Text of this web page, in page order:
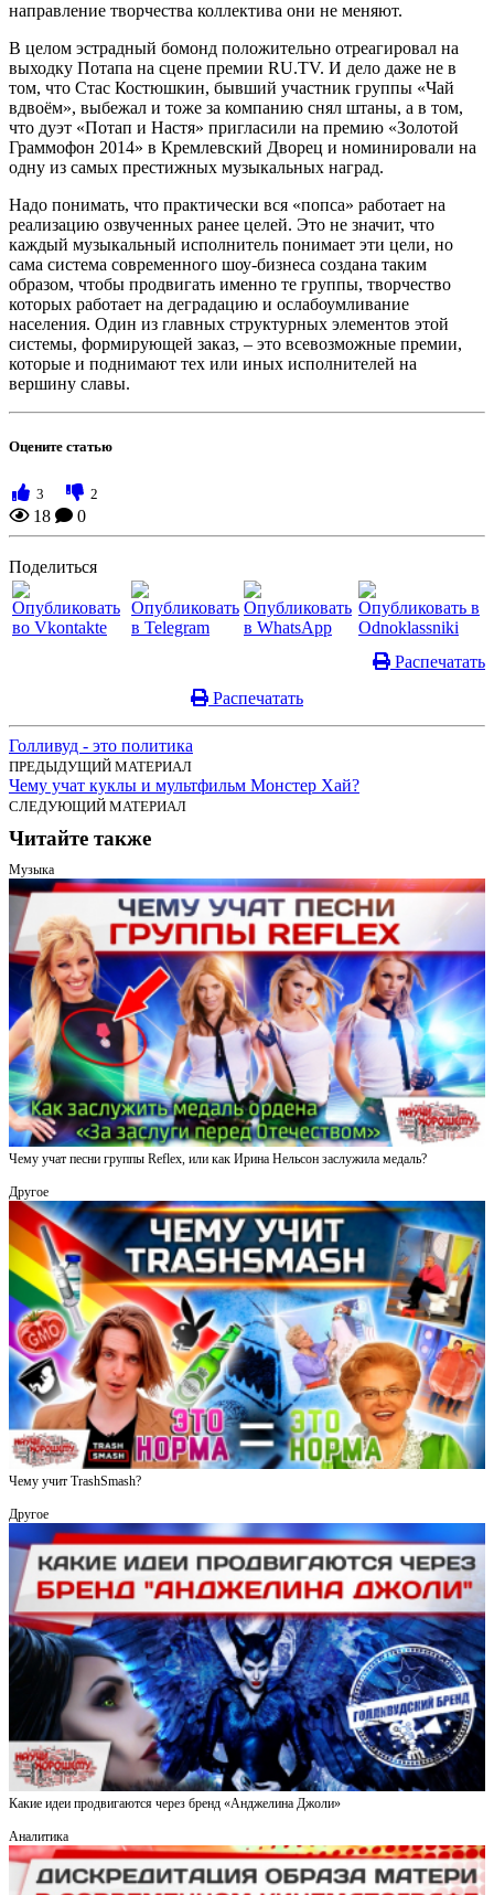
направление творчества коллектива они не меняют.
В целом эстрадный бомонд положительно отреагировал на
выходку Потапа на сцене премии RU.TV. И дело даже не в
том, что Стас Костюшкин, бывший участник группы «Чай
вдвоём», выбежал и тоже за компанию снял штаны, а в том,
что дуэт «Потап и Настя» пригласили на премию «Золотой
Граммофон 2014» в Кремлевский Дворец и номинировали на
одну из самых престижных музыкальных наград.
Надо понимать, что практически вся «попса» работает на
реализацию озвученных ранее целей. Это не значит, что
каждый музыкальный исполнитель понимает эти цели, но
сама система современного шоу-бизнеса создана таким
образом, чтобы продвигать именно те группы, творчество
которых работает на деградацию и ослабоумливание
населения. Один из главных структурных элементов этой
системы, формирующей заказ, – это всевозможные премии,
которые и поднимают тех или иных исполнителей на
вершину славы.
Оцените статью
3 2
18 0
Поделиться
Распечатать
Распечатать
Голливуд - это политика
ПРЕДЫДУЩИЙ МАТЕРИАЛ
Чему учат куклы и мультфильм Монстер Хай?
СЛЕДУЮЩИЙ МАТЕРИАЛ
Читайте также
Музыка
Чему учат песни группы Reflex, или как Ирина Нельсон заслужила медаль?
Другое
Чему учит TrashSmash?
Другое
Какие идеи продвигаются через бренд «Анджелина Джоли»
Аналитика